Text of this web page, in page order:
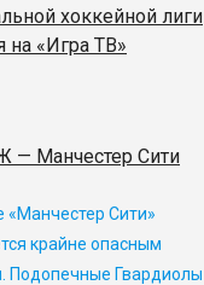
хоккейной лиги
на «Игра ТВ»
— Манчестер Сити
«Манчестер Сити»
крайне опасным
Подопечные Гвардиолы